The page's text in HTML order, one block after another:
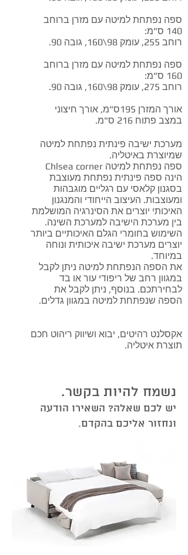
ספה נפתחת למיטה עם מזרן ברוחב
140 ס"מ:
רוחב 255, עומק 98\160, גובה 90.
ספה נפתחת למיטה עם מזרן ברוחב
160 ס"מ:
רוחב 275, עומק 98\160, גובה 90.
אורך המזרן 195ס"מ, אורך חיצוני
במצב פתוח 216 ס"מ.
מערכת ישיבה פינתית נפתחת למיטה
שמיוצרת באיטליה.
ספה נפתחת למיטה Chlsea corner
הינה ספה פינתית נפתחת מעוצבת
בסגנון קלאסי עם רגליים מוגבהות
ומעוצבות. העיצוב הייחודי והמנגנון
האיכותי יוצרים את הסינרגיה המושלמת
בין מערכת הישיבה למערכת השינה.
השימוש בחומרי הגלם האיכותיים ביותר
יוצרים מערכת ישיבה איכותית ונוחה
במיוחד.
את הספה הנפתחת למיטה ניתן לקבל
במגוון רחב של ריפודי עור או בד
לבחירתכם. בנוסף, ניתן לקבל את
הספה שנפתחת למיטה במגוון גדלים.
אקסלנט רהיטים, יבוא ושיווק ריהוט חכם
תוצרת איטליה.
נשמח להיות בקשר.
יש לכם שאלה? השאירו הודעה
ונחזור אליכם בהקדם.